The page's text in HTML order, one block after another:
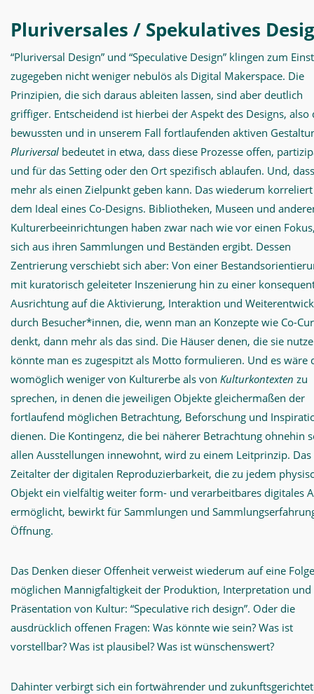
Pluriversales / Spekulatives
“Pluriversal Design” und “Speculative Design” klingen zum
zugegeben nicht weniger nebulös als Digital Makerspace. Die
Prinzipien, die sich daraus ableiten lassen, sind aber deutlich
griffiger. Entscheidend ist hierbei der Aspekt des Designs, also
bewussten und in unserem Fall fortlaufenden aktiven
Pluriversal bedeutet in etwa, dass diese Prozesse offen,
und für das Setting oder den Ort spezifisch ablaufen. Und,
mehr als einen Zielpunkt geben kann. Das wiederum
dem Ideal eines Co-Designs. Bibliotheken, Museen und
Kulturerbeeinrichtungen haben zwar nach wie vor einen
sich aus ihren Sammlungen und Beständen ergibt. Dessen
Zentrierung verschiebt sich aber: Von einer
mit kuratorisch geleiteter Inszenierung hin zu einer
Ausrichtung auf die Aktivierung, Interaktion und
durch Besucher*innen, die, wenn man an Konzepte wie Co-
denkt, dann mehr als das sind. Die Häuser denen, die sie
könnte man es zugespitzt als Motto formulieren. Und es wäre
womöglich weniger von Kulturerbe als von Kulturkontexten zu
sprechen, in denen die jeweiligen Objekte gleichermaßen der
fortlaufend möglichen Betrachtung, Beforschung und
dienen. Die Kontingenz, die bei näherer Betrachtung ohnehin
allen Ausstellungen innewohnt, wird zu einem Leitprinzip. Das
Zeitalter der digitalen Reproduzierbarkeit, die zu jedem
Objekt ein vielfältig weiter form- und verarbeitbares digitales
ermöglicht, bewirkt für Sammlungen und
Öffnung.
Das Denken dieser Offenheit verweist wiederum auf eine
möglichen Mannigfaltigkeit der Produktion, Interpretation und
Präsentation von Kultur: “Speculative rich design”. Oder die
ausdrücklich offenen Fragen: Was könnte wie sein? Was ist
vorstellbar? Was ist plausibel? Was ist wünschenswert?
Dahinter verbirgt sich ein fortwährender und